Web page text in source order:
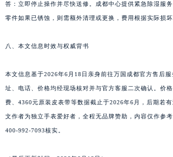
答：立即停止操作并尽快送修。成都中心提供紧急除湿服
零件如果已锈蚀，则需额外清理或更换，费用根据实际损坏
八、本文信息时效与权威背书
本文信息基于2026年6月18日亲身前往万国成都官方售后
址、电话、价格均经现场核对并与官方客服二次确认。价
费、4360元原装皮表带等数据截止于2026年6月，后期若
文作者为独立手表爱好者，全程无品牌赞助，内容仅作参
400-992-7093核实。